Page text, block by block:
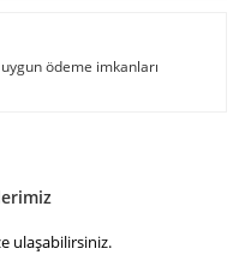
ödeme imkanları
ulaşabilirsiniz.